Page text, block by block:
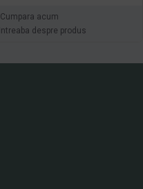
Cumpara acum
Intreaba despre produs